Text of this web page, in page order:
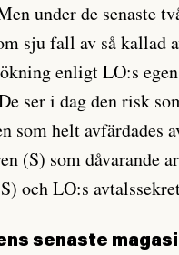
under de senaste
sju fall av så kallad
enligt LO:s
ser i dag den risk
som helt avfärdades
(S) som dåvarande
och LO:s
senaste